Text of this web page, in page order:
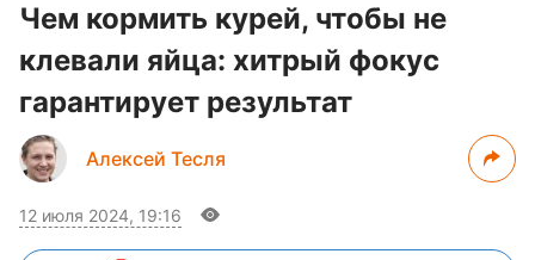
Чем кормить курей, чтобы не
клевали яйца: хитрый фокус
гарантирует результат
Алексей Тесля
12 июля 2024, 19:16